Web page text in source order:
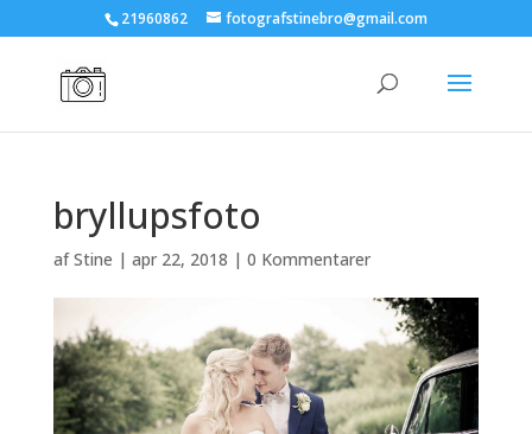
21960862 fotografstinebro@gmail.com
bryllupsfoto
afStine | apr 22, 2018 | 0 Kommentarer